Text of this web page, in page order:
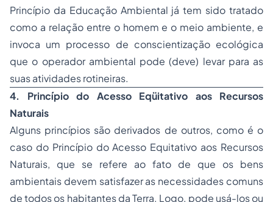
Princípio da Educação Ambiental já tem sido tratado
como a relação entre o homem e o meio ambiente, e
invoca um processo de conscientização ecológica
que o operador ambiental pode (deve) levar para as
suas atividades rotineiras.
4. Princípio do Acesso Eqüitativo aos Recursos
Naturais
Alguns princípios são derivados de outros, como é o
caso do Princípio do Acesso Equitativo aos Recursos
Naturais, que se refere ao fato de que os bens
ambientais devem satisfazer as necessidades comuns
de todos os habitantes da Terra. Logo, pode usá-los ou